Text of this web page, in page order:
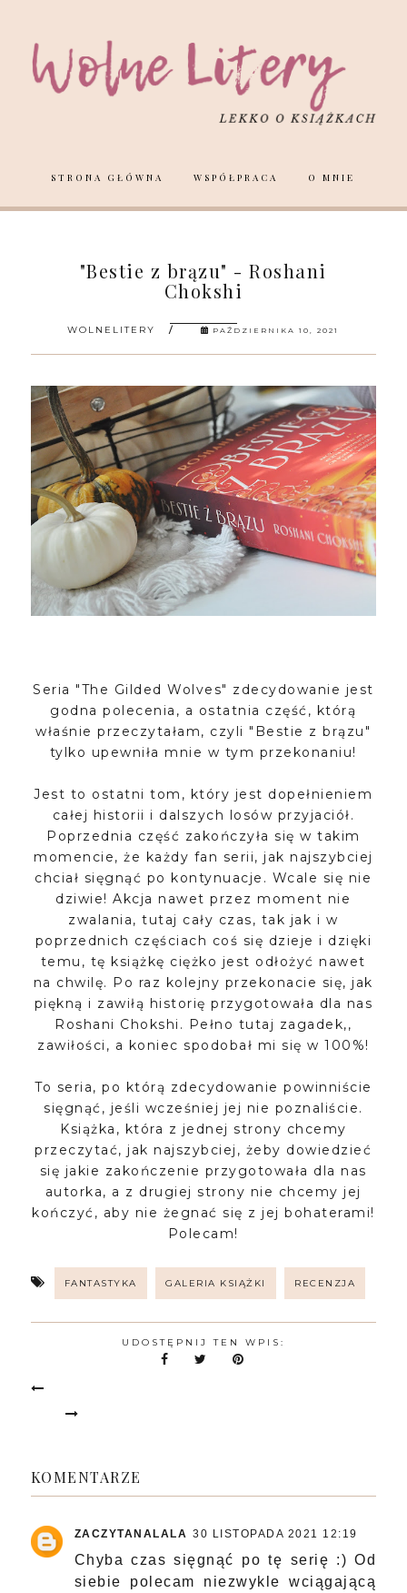
STRONA GŁÓWNA WSPÓŁPRACA O MNIE
"Bestie z brązu" - Roshani
Chokshi
WOLNELITERY PAŹDZIERNIKA 10, 2021
Seria "The Gilded Wolves" zdecydowanie jest
godna polecenia, a ostatnia część, którą
właśnie przeczytałam, czyli "Bestie z brązu"
tylko upewniła mnie w tym przekonaniu!
Jest to ostatni tom, który jest dopełnieniem
całej historii i dalszych losów przyjaciół.
Poprzednia część zakończyła się w takim
momencie, że każdy fan serii, jak najszybciej
chciał sięgnąć po kontynuacje. Wcale się nie
dziwie! Akcja nawet przez moment nie
zwalania, tutaj cały czas, tak jak i w
poprzednich częściach coś się dzieje i dzięki
temu, tę książkę ciężko jest odłożyć nawet
na chwilę. Po raz kolejny przekonacie się, jak
piękną i zawiłą historię przygotowała dla nas
Roshani Chokshi. Pełno tutaj zagadek,,
zawiłości, a koniec spodobał mi się w 100%!
To seria, po którą zdecydowanie powinniście
sięgnąć, jeśli wcześniej jej nie poznaliście.
Książka, która z jednej strony chcemy
przeczytać, jak najszybciej, żeby dowiedzieć
się jakie zakończenie przygotowała dla nas
autorka, a z drugiej strony nie chcemy jej
kończyć, aby nie żegnać się z jej bohaterami!
Polecam!
FANTASTYKA GALERIA KSIĄŻKI RECENZJA
UDOSTĘPNIJ TEN WPIS:
KOMENTARZE
ZACZYTANALALA 30 LISTOPADA 2021 12:19
Chyba czas sięgnąć po tę serię :) Od
siebie polecam niezwykle wciągającą